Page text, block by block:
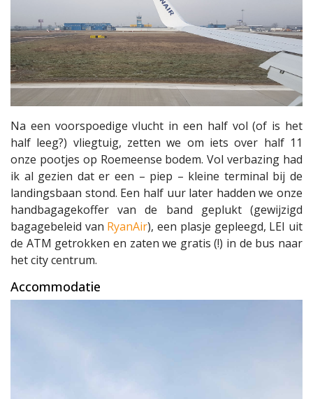
Na een voorspoedige vlucht in een half vol (of is het
half leeg?) vliegtuig, zetten we om iets over half 11
onze pootjes op Roemeense bodem. Vol verbazing had
ik al gezien dat er een – piep – kleine terminal bij de
landingsbaan stond. Een half uur later hadden we onze
handbagagekoffer van de band geplukt (gewijzigd
bagagebeleid van RyanAir), een plasje gepleegd, LEI uit
de ATM getrokken en zaten we gratis (!) in de bus naar
het city centrum.
Accommodatie